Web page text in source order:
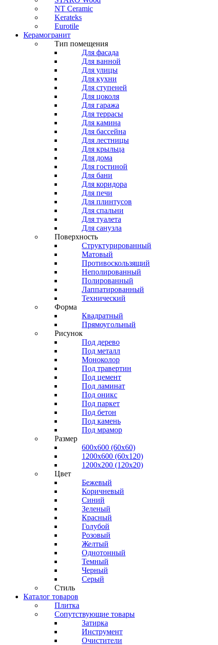
NT Ceramic
Kerateks
Eurotile
Керамогранит
Тип помещения
Для фасада
Для ванной
Для улицы
Для кухни
Для ступеней
Для цоколя
Для гаража
Для террасы
Для камина
Для бассейна
Для лестницы
Для крыльца
Для дома
Для гостиной
Для бани
Для коридора
Для печи
Для плинтусов
Для спальни
Для туалета
Для санузла
Поверхность
Структурированный
Матовый
Противоскользящий
Неполированный
Полированный
Лаппатированный
Технический
Форма
Квадратный
Прямоугольный
Рисунок
Под дерево
Под металл
Моноколор
Под травертин
Под цемент
Под ламинат
Под оникс
Под паркет
Под бетон
Под камень
Под мрамор
Размер
600х600 (60х60)
1200х600 (60х120)
1200х200 (120x20)
Цвет
Бежевый
Коричневый
Синий
Зеленый
Красный
Голубой
Розовый
Желтый
Однотонный
Темный
Черный
Серый
Стиль
Каталог товаров
Плитка
Сопутствующие товары
Затирка
Инструмент
Очистители